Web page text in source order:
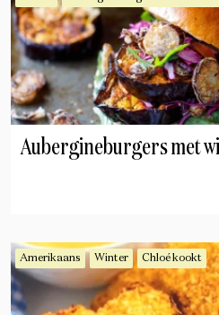
Aubergineburgers met
Amerikaans Winter Chloé kookt